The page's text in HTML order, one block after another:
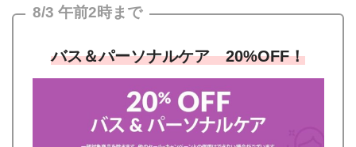
8/3 午前2時まで
バス＆パーソナルケア20%OFF！